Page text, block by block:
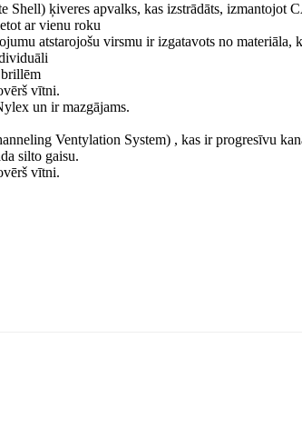
Shell) ķiveres apvalks, kas izstrādāts,
ar vienu roku
atstarojošu virsmu ir izgatavots no materiāla,
vītni.
un ir mazgājams.
Ventylation System) , kas ir progresīvu
silto gaisu.
vītni.